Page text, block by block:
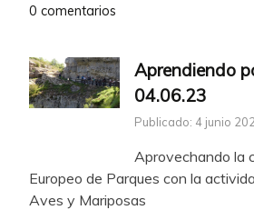
0 comentarios
Aprendiendo
04.06.23
Publicado: 4 junio
Aprovechando la
Europeo de Parques con la
Aves y Mariposas